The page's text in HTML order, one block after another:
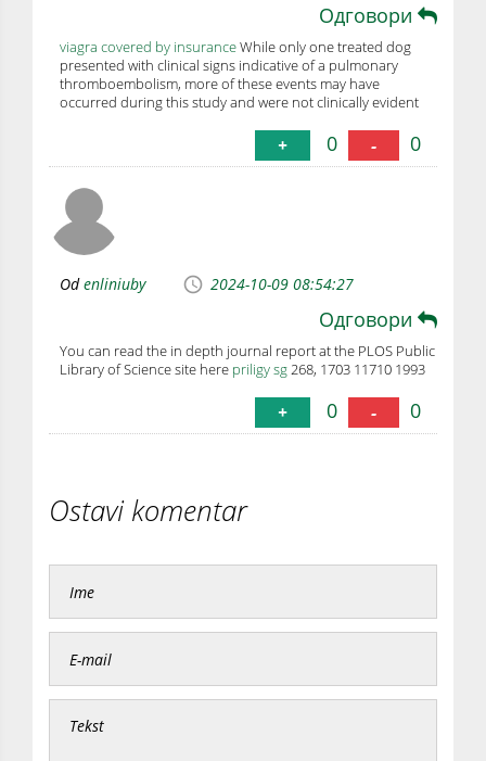
Одговори
viagra covered by insuranceWhile only one treated dog
presented with clinical signs indicative of a pulmonary
thromboembolism, more of these events may have
occurred during this study and were not clinically evident
+ 0 - 0
Odenliniuby 2024-10-09 08:54:27
Одговори
You can read the in depth journal report at the PLOS Public
Library of Science site here priligy sg268, 1703 11710 1993
+ 0 - 0
Ostavi komentar